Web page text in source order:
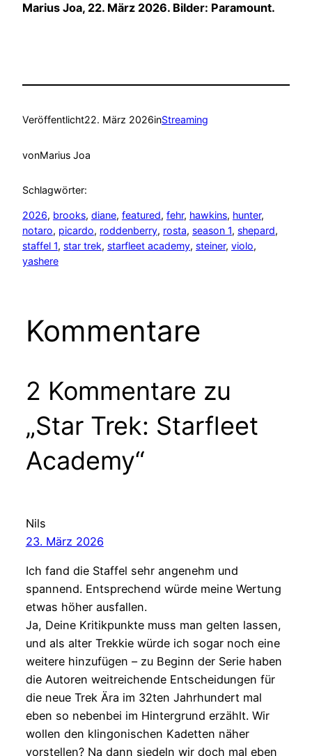
Marius Joa, 22. März 2026. Bilder: Paramount.
Veröffentlicht22. März 2026inStreaming
vonMarius Joa
Schlagwörter:
2026, brooks, diane, featured, fehr, hawkins, hunter
notaro, picardo, roddenberry, rosta, season 1, shepard
staffel 1, star trek, starfleet academy, steiner, violo
yashere
Kommentare
2 Kommentare zu
„Star Trek: Starfleet
Academy“
Nils
23. März 2026
Ich fand die Staffel sehr angenehm und
spannend. Entsprechend würde meine Wertung
etwas höher ausfallen.
Ja, Deine Kritikpunkte muss man gelten lassen,
und als alter Trekkie würde ich sogar noch eine
weitere hinzufügen – zu Beginn der Serie haben
die Autoren weitreichende Entscheidungen für
die neue Trek Ära im 32ten Jahrhundert mal
eben so nebenbei im Hintergrund erzählt. Wir
wollen den klingonischen Kadetten näher
vorstellen? Na dann siedeln wir doch mal eben